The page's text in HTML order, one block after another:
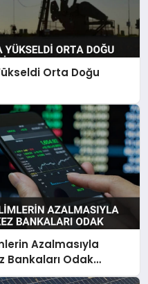
Orta Doğu
Azalmasıyla
Bankaları Odak